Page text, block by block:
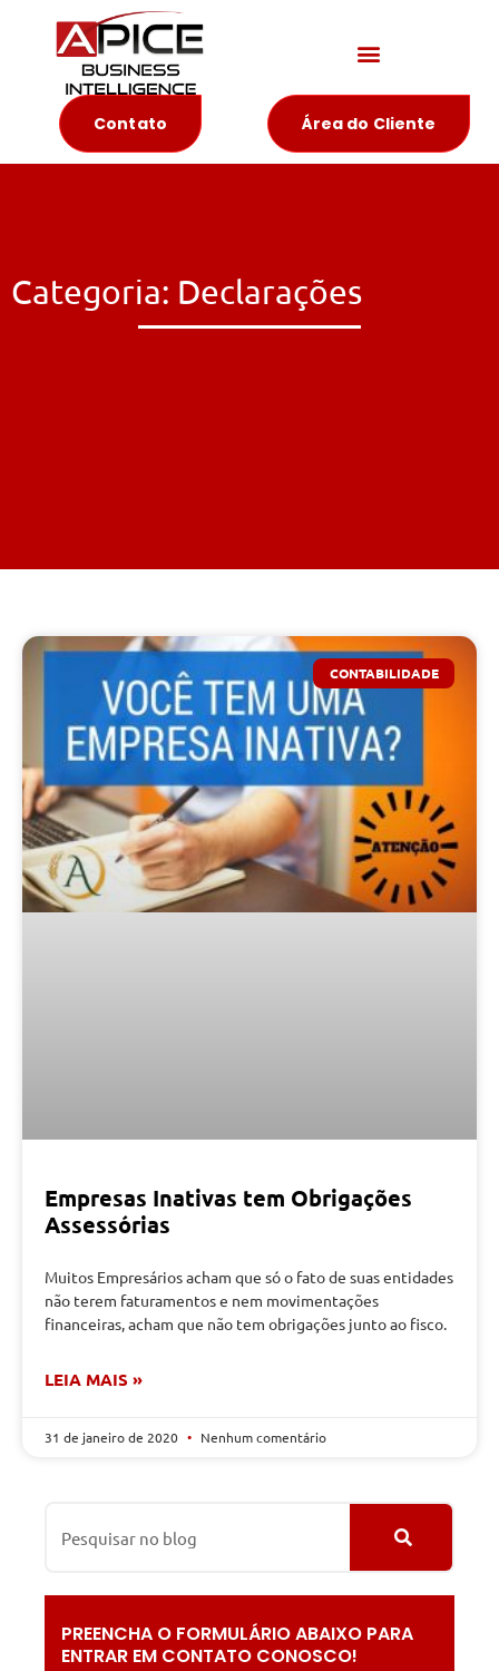
Contato Área do Cliente
Categoria: Declarações
CONTABILIDADE
Empresas Inativas tem Obrigações
Assessórias
Muitos Empresários acham que só o fato de suas entidades
não terem faturamentos e nem movimentações
financeiras, acham que não tem obrigações junto ao fisco.
LEIA MAIS »
31 de janeiro de 2020 Nenhum comentário
PREENCHA O FORMULÁRIO ABAIXO PARA
ENTRAR EM CONTATO CONOSCO!